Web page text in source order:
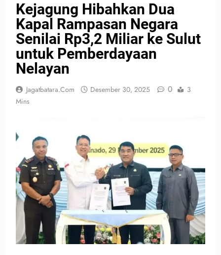
Kejagung Hibahkan Dua
Kapal Rampasan Negara
Senilai Rp3,2 Miliar ke Sulut
untuk Pemberdayaan
Nelayan
Jagatbatara.com Desember 30, 2025 0
3
Mins